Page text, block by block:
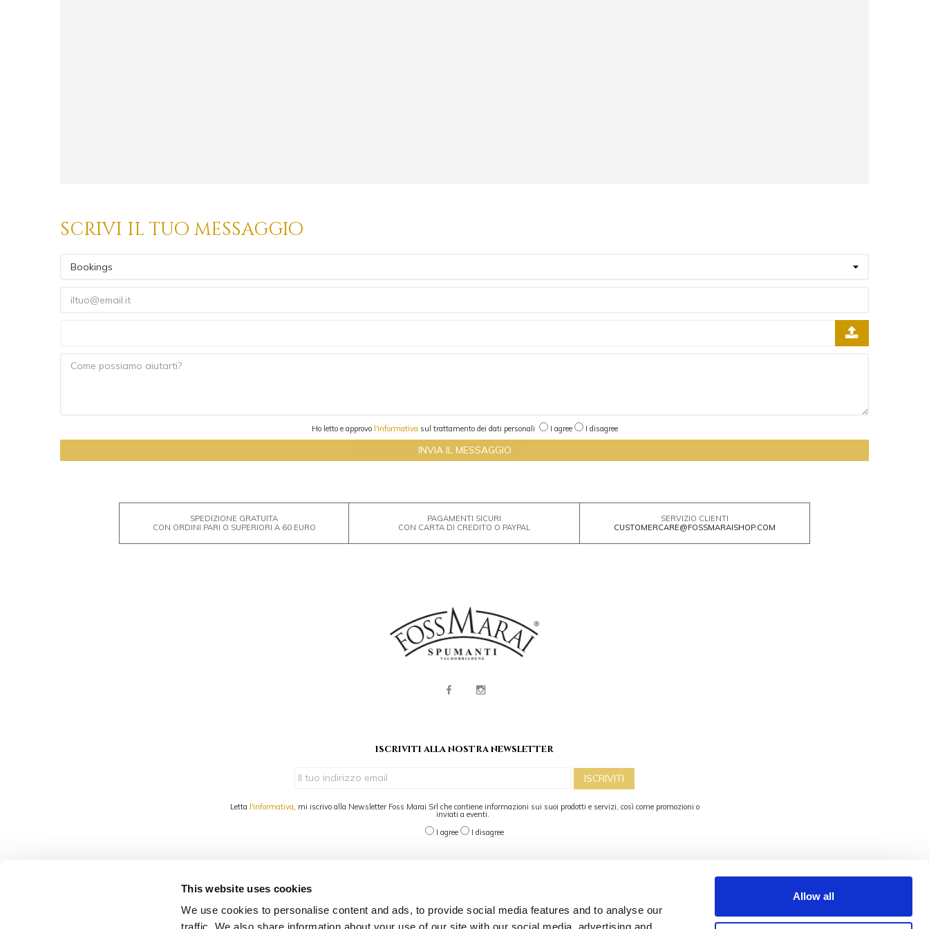
This website uses cookies
We use cookies to personalise content and ads, to provide social media features and to analyse our
Allow all
scrivi il tuo messaggio
Ho letto e approvo l'informativa sul trattamento dei dati personali I agree I disagree
SPEDIZIONE GRATUITA
CON ORDINI PARI O SUPERIORI A 60 EURO
PAGAMENTI SICURI
CON CARTA DI CREDITO O PAYPAL
SERVIZIO CLIENTI
CUSTOMERCARE@FOSSMARAISHOP.COM
iscriviti alla nostra newsletter
ISCRIVITI
Letta l'informativa, mi iscrivo alla Newsletter Foss Marai Srl che contiene informazioni sui suoi prodotti e servizi, così come promozioni o
inviati a eventi.
I agree
I disagree
foss marai world servizio clienti